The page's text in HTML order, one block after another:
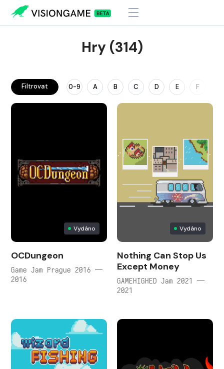
Hry (314)
Filtrovat 0-9 A B C D E F
Vydáno
OCDungeon
Game Jam Prague 2016 —
2016
Vydáno
Nothing Can Stop Us
Except Money
GAMEHIGHED Jam 2021 —
2021